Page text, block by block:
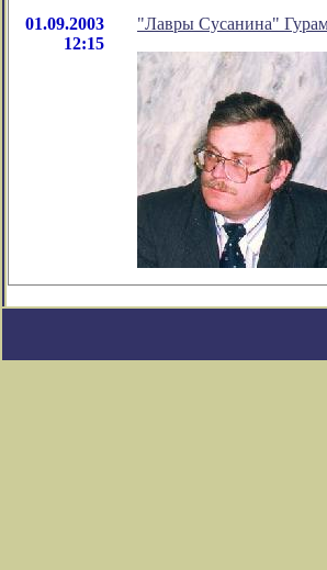
01.09.2003
12:15
"Лавры Сусанина"